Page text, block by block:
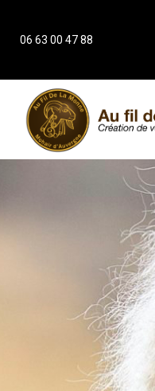
06 63 00 47 88